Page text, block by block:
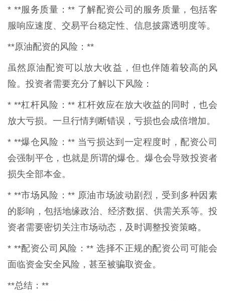
* **服务质量：** 了解配资公司的服务质量，包括客
服响应速度、交易平台稳定性、信息披露透明度等。
**原油配资的风险：**
虽然原油配资可以放大收益，但也伴随着较高的风
险。投资者需要充分了解以下风险：
* **杠杆风险：** 杠杆效应在放大收益的同时，也会
放大亏损。一旦行情判断错误，亏损也会成倍增加。
* **爆仓风险：** 当亏损达到一定程度时，配资公司
会强制平仓，也就是所谓的爆仓。爆仓会导致投资者
损失全部本金。
* **市场风险：** 原油市场波动剧烈，受到多种因素
的影响，包括地缘政治、经济数据、供需关系等。投
资者需要密切关注市场动态，及时调整投资策略。
* **配资公司风险：** 选择不正规的配资公司可能会
面临资金安全风险，甚至被骗取资金。
**总结：**